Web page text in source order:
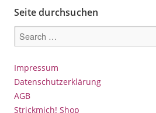
Seite durchsuchen
Impressum
Datenschutzerklärung
AGB
Strickmich! Shop